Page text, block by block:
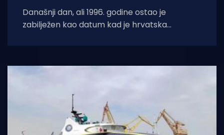
Današnji dan, ali 1996. godine ostao je
zabilježen kao datum kad je hrvatska
svojoj